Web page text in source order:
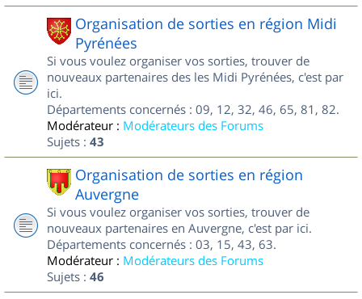
Organisation de sorties en région Midi
Pyrénées
Si vous voulez organiser vos sorties, trouver de
nouveaux partenaires des les Midi Pyrénées, c'est par
ici.
Départements concernés : 09, 12, 32, 46, 65, 81, 82.
Modérateur : Modérateurs des Forums
Sujets : 43
Organisation de sorties en région
Auvergne
Si vous voulez organiser vos sorties, trouver de
nouveaux partenaires en Auvergne, c'est par ici.
Départements concernés : 03, 15, 43, 63.
Modérateur : Modérateurs des Forums
Sujets : 46